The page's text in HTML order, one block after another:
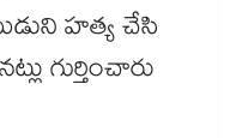
హత్య చేసి
గుర్తించారు